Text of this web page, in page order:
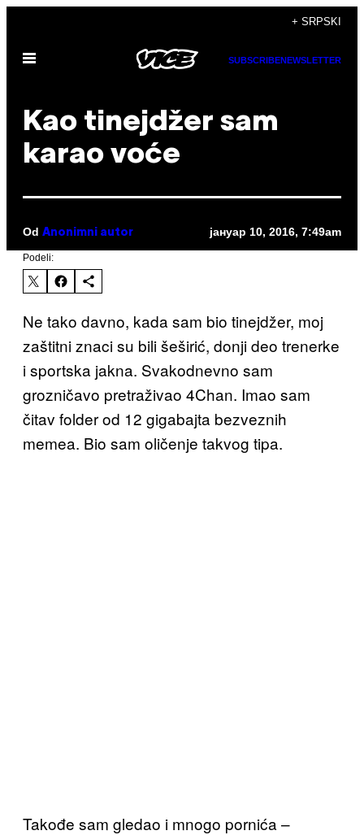
садржај
+ SRPSKI
Otvori
SUBSCRIBENEWSLETTER
Kao tinejdžer sam
karao voće
Od Anonimni autor јануар 10, 2016, 7:49am
Podeli:
Ne tako davno, kada sam bio tinejdžer, moj
zaštitni znaci su bili šeširić, donji deo trenerke
i sportska jakna. Svakodnevno sam
grozničavo pretraživao 4Chan. Imao sam
čitav folder od 12 gigabajta bezveznih
memea. Bio sam oličenje takvog tipa.
Takođe sam gledao i mnogo pornića –